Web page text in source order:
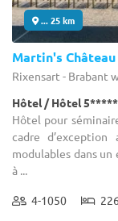
... 25 km
Martin's Château
Rixensart - Brabant
Hôtel / Hôtel 5*****
Hôtel pour
cadre
modulables dans
à ...
4-1050